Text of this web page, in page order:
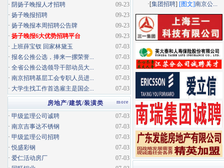
·[集团招聘] [图文]南京公...
09-23
· 阴扬子晚报人才招聘
09-23
· 扬子晚报招聘
09-23
· 扬子晚报本周招聘公告牌
09-23
· 扬子晚报6大优势招聘平台
07-03
· 上班薛宝钗 回家林黛玉
07-03
· 报名公推公选，捧来一摞荣誉...
07-03
· 全省公推公选领导干部动员大...
07-03
· 南京招聘基层工会专职人员进...
07-03
· 大学生找工作首选雇主是国企...
more
房地产/建筑/装潢类
07-03
· 甲级监理公司诚聘
07-03
· 南京吉事达不锈钢
07-03
· 甲级监理公司招聘
07-03
·悦盛彩钢
07-03
· 爱仁活动房厂